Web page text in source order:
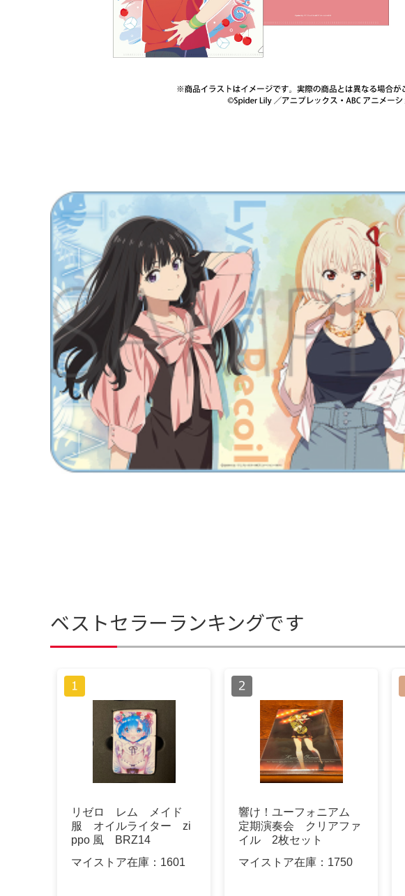
ベストセラーランキングです
リゼロ レム メイド
服 オイルライター zi
ppo 風 BRZ14
マイストア在庫： 1601
響け！ユーフォニアム
定期演奏会 クリアファ
イル 2枚セット
マイストア在庫： 1750